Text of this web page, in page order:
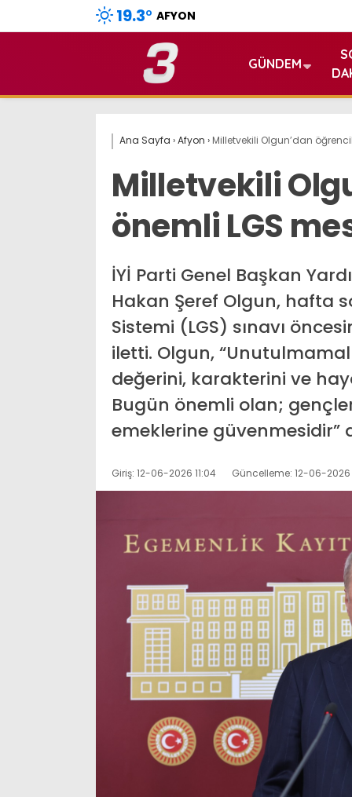
19.3° AFYON
GÜNDEM
Ana Sayfa ›Afyon › Milletvekili Olgun’dan
Milletvekili
önemli LGS
İYİ Parti Genel Başkan
Hakan Şeref Olgun, hafta
Sistemi (LGS) sınavı
iletti. Olgun,
değerini, karakterini ve
Bugün önemli olan;
emeklerine güvenmesidir”
Giriş: 12-06-2026 11:04 Güncelleme: 12-06-2026